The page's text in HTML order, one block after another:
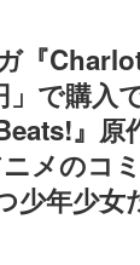
イターの方々に製
はいけない。『赫
ラー小説集です。
ルゲーム市場を担
のルーツと情熱を
『
」で購入
』原
メのコ
少年少女